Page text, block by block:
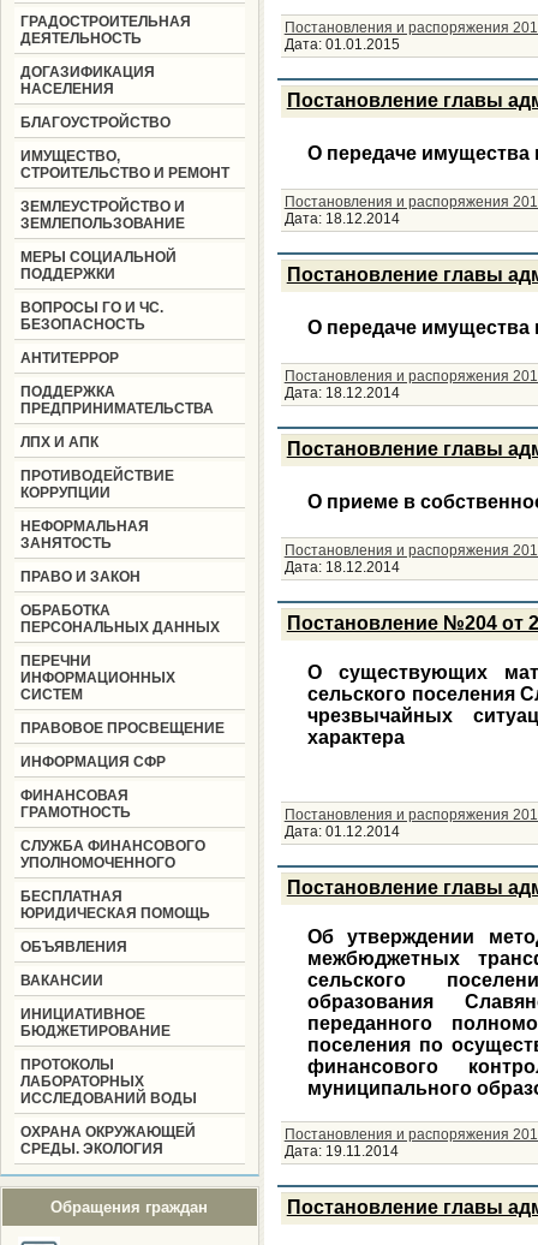
ГРАДОСТРОИТЕЛЬНАЯ
ДЕЯТЕЛЬНОСТЬ
ДОГАЗИФИКАЦИЯ
НАСЕЛЕНИЯ
БЛАГОУСТРОЙСТВО
ИМУЩЕСТВО,
СТРОИТЕЛЬСТВО И РЕМОНТ
ЗЕМЛЕУСТРОЙСТВО И
ЗЕМЛЕПОЛЬЗОВАНИЕ
МЕРЫ СОЦИАЛЬНОЙ
ПОДДЕРЖКИ
ВОПРОСЫ ГО И ЧС.
БЕЗОПАСНОСТЬ
АНТИТЕРРОР
ПОДДЕРЖКА
ПРЕДПРИНИМАТЕЛЬСТВА
ЛПХ И АПК
ПРОТИВОДЕЙСТВИЕ
КОРРУПЦИИ
НЕФОРМАЛЬНАЯ
ЗАНЯТОСТЬ
ПРАВО И ЗАКОН
ОБРАБОТКА
ПЕРСОНАЛЬНЫХ ДАННЫХ
ПЕРЕЧНИ
ИНФОРМАЦИОННЫХ
СИСТЕМ
ПРАВОВОЕ ПРОСВЕЩЕНИЕ
ИНФОРМАЦИЯ СФР
ФИНАНСОВАЯ
ГРАМОТНОСТЬ
СЛУЖБА ФИНАНСОВОГО
УПОЛНОМОЧЕННОГО
БЕСПЛАТНАЯ
ЮРИДИЧЕСКАЯ ПОМОЩЬ
ОБЪЯВЛЕНИЯ
ВАКАНСИИ
ИНИЦИАТИВНОЕ
БЮДЖЕТИРОВАНИЕ
ПРОТОКОЛЫ
ЛАБОРАТОРНЫХ
ИССЛЕДОВАНИЙ ВОДЫ
ОХРАНА ОКРУЖАЮЩЕЙ
СРЕДЫ. ЭКОЛОГИЯ
Обращения граждан
Постановления и распоряжения
Дата: 01.01.2015
Постановление главы
О передаче имущества
Постановления и распоряжения
Дата: 18.12.2014
Постановление главы
О передаче имущества
Постановления и распоряжения
Дата: 18.12.2014
Постановление главы
О приеме в
Постановления и распоряжения
Дата: 18.12.2014
Постановление №204 от
О существующих
сельского поселения
чрезвычайных
характера
Постановления и распоряжения
Дата: 01.12.2014
Постановление главы
Об утверждении
межбюджетных
сельского
образования
переданного
поселения по
финансового
муниципального
Постановления и распоряжения
Дата: 19.11.2014
Постановление главы